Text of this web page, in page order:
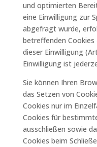
und optimierten
eine Einwilligung zur
abgefragt wurde,
betreffenden Cookies
dieser Einwilligung
Einwilligung ist
Sie können Ihren
das Setzen von
Cookies nur im
Cookies für
ausschließen sowie
Cookies beim